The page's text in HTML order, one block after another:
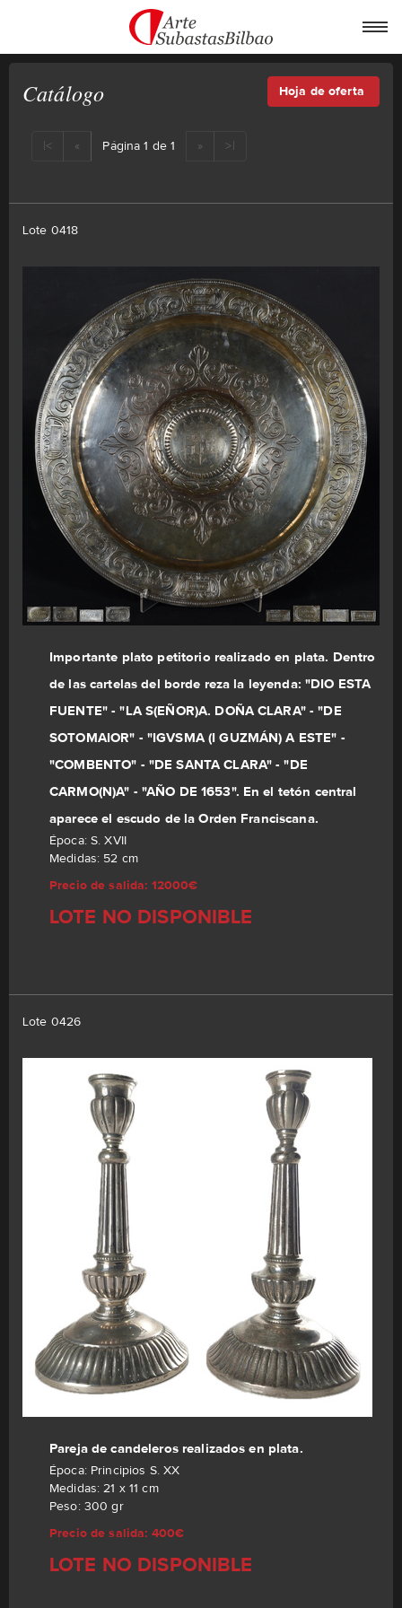
Catálogo Hoja de oferta
|< « Página 1 de 1 » >|
Lote 0418
Importante plato petitorio realizado en plata. Dentro
de las cartelas del borde reza la leyenda: "DIO ESTA
FUENTE" - "LA S(EÑOR)A. DOÑA CLARA" - "DE
SOTOMAIOR" - "IGVSMA (I GUZMÁN) A ESTE" -
"COMBENTO" - "DE SANTA CLARA" - "DE
CARMO(N)A" - "AÑO DE 1653". En el tetón central
aparece el escudo de la Orden Franciscana.
Época: S. XVII
Medidas: 52 cm
Precio de salida: 12000€
LOTE NO DISPONIBLE
Lote 0426
Pareja de candeleros realizados en plata.
Época: Principios S. XX
Medidas: 21 x 11 cm
Peso: 300 gr
Precio de salida: 400€
LOTE NO DISPONIBLE